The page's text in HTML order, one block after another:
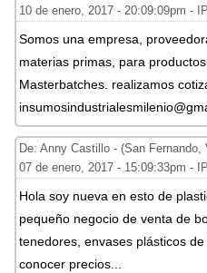
10 de enero, 2017 - 20:09:09pm -
Somos una empresa,
materias primas, para
Masterbatches. realizamos
De: Anny Castillo - (San Fernando,
07 de enero, 2017 - 15:09:33pm -
Hola soy nueva en esto de
pequeño negocio de venta de
tenedores, envases plásticos
conocer precios...